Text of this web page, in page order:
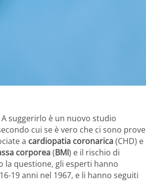
suggerirlo è un nuovo studio
cui se è vero che ci sono prove
a cardiopatia coronarica(CHD) e
corporea(BMI) e il rischio di
la questione, gli esperti hanno
19 anni nel 1967, e li hanno seguiti